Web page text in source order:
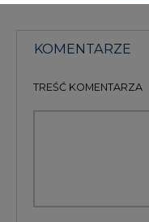
Przesłanie komentarza